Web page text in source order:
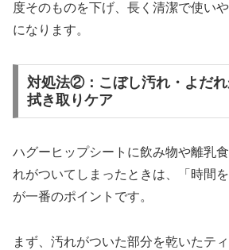
度そのものを下げ、長く清潔で使い
になります。​
対処法②：こぼし汚れ・よだ
拭き取りケア
ハグーヒップシートに飲み物や離乳
れがついてしまったときは、「時間
が一番のポイントです。​
まず、汚れがついた部分を乾いたテ